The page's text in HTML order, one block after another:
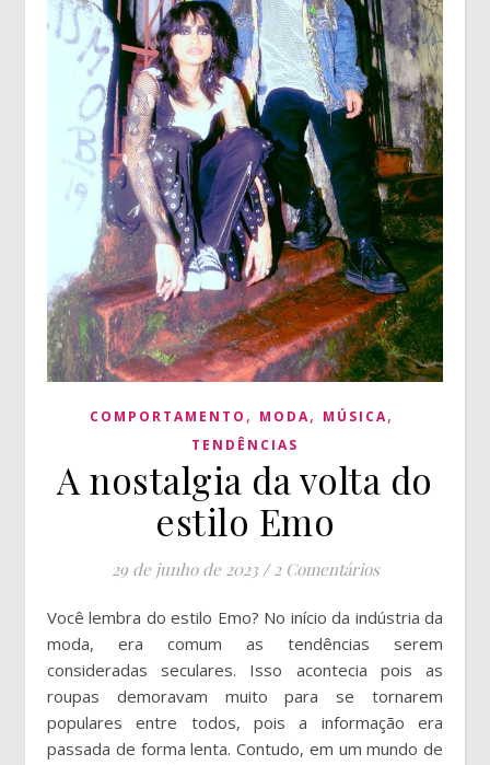
COMPORTAMENTO , MODA, MÚSICA,
TENDÊNCIAS
A nostalgia da volta do
estilo Emo
29 de junho de 2023 / 2 Comentários
Você lembra do estilo Emo? No início da indústria da
moda, era comum as tendências serem
consideradas seculares. Isso acontecia pois as
roupas demoravam muito para se tornarem
populares entre todos, pois a informação era
passada de forma lenta. Contudo, em um mundo de